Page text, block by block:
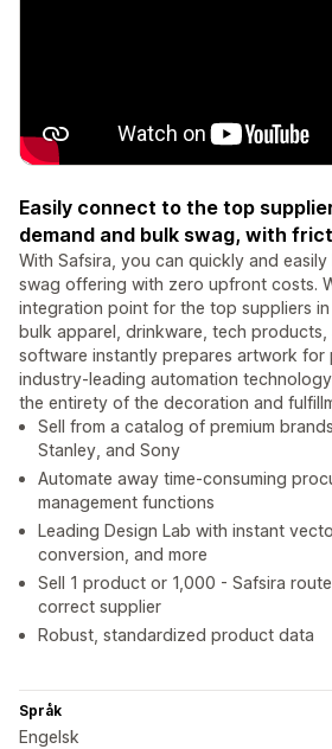
Easily connect to the top
demand and bulk swag, with
With Safsira, you can quickly and
swag offering with zero upfront costs.
integration point for the top suppliers
bulk apparel, drinkware, tech products,
software instantly prepares artwork for
industry-leading automation
the entirety of the decoration and
Sell from a catalog of premium
Stanley, and Sony
Automate away time-consuming
management functions
Leading Design Lab with instant
conversion, and more
Sell 1 product or 1,000 - Safsira
correct supplier
Robust, standardized product data
Språk
Engelsk